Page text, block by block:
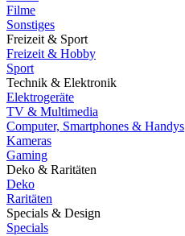
Filme
Sonstiges
Freizeit & Sport
Freizeit & Hobby
Sport
Technik & Elektronik
Elektrogeräte
TV & Multimedia
Computer, Smartphones & Handys
Kameras
Gaming
Deko & Raritäten
Deko
Raritäten
Specials & Design
Specials